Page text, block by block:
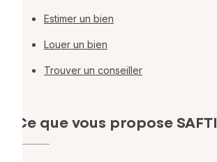
Estimer un bien
Louer un bien
Trouver un conseiller
Ce que vous propose SAFTI